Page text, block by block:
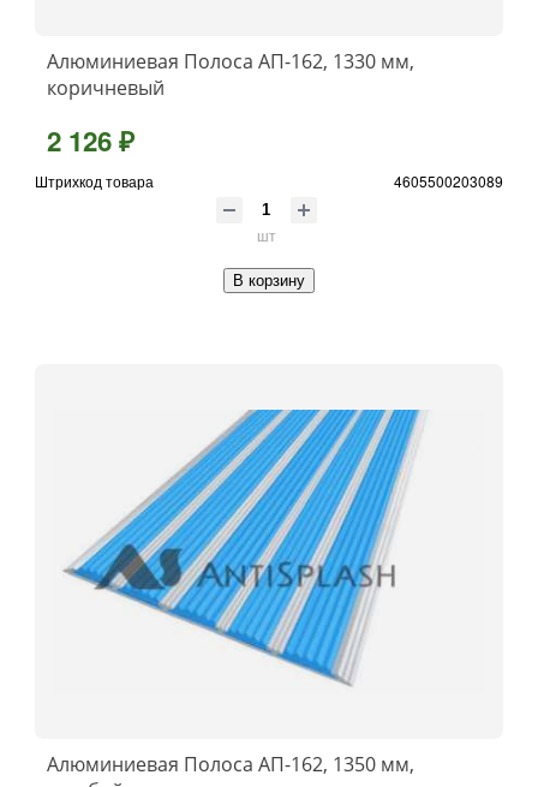
Алюминиевая Полоса АП-162, 1330 мм,
коричневый
2 126 ₽
Штрихкод товара 4605500203089
шт
В корзину
Алюминиевая Полоса АП-162, 1350 мм,